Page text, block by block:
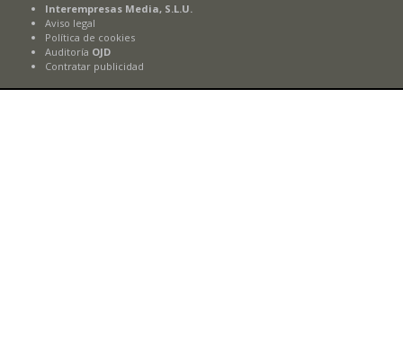
Interempresas Media, S.L.U.
Aviso legal
Política de cookies
Auditoría OJD
Contratar publicidad